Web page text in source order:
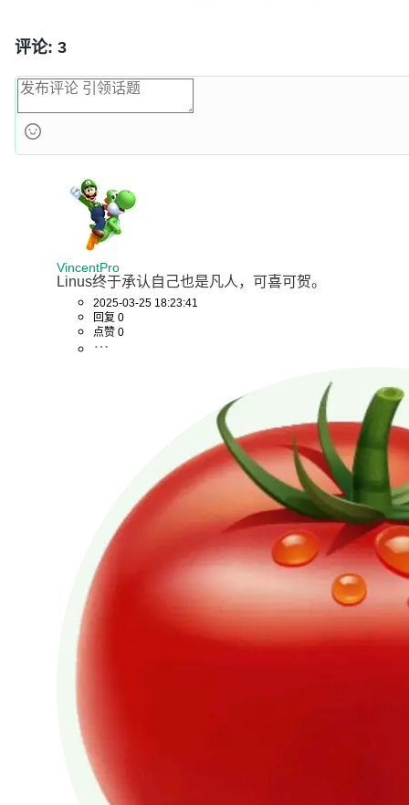
评论: 3
VincentPro
Linus终于承认自己也是凡人，可喜可贺。
2025-03-25 18:23:41
回复 0
点赞 0